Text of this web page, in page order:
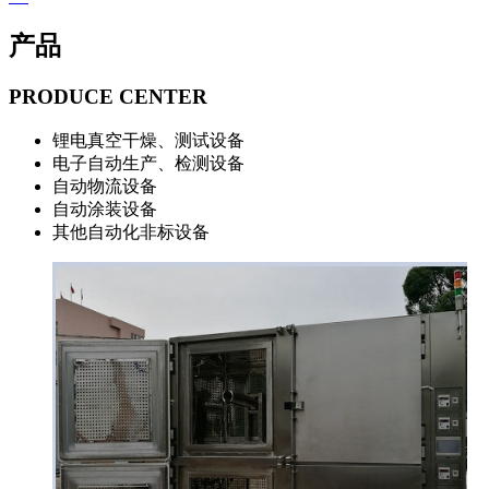
产品
PRODUCE CENTER
锂电真空干燥、测试设备
电子自动生产、检测设备
自动物流设备
自动涂装设备
其他自动化非标设备